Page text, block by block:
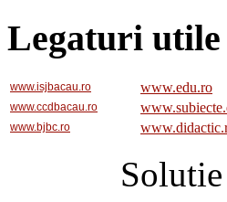
Legaturi utile
www.isjbacau.ro www.edu.ro
www.ccdbacau.ro
www.bjbc.ro